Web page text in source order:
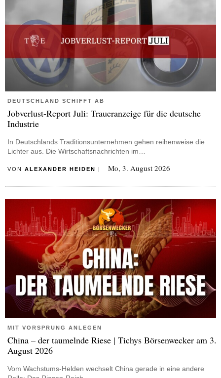
DEUTSCHLAND SCHIFFT AB
Jobverlust-Report Juli: Traueranzeige für die deutsche
Industrie
In Deutschlands Traditionsunternehmen gehen reihenweise die
Lichter aus. Die Wirtschaftsnachrichten im…
VON ALEXANDER HEIDEN | Mo, 3. August 2026
MIT VORSPRUNG ANLEGEN
China – der taumelnde Riese | Tichys Börsenwecker am 3.
August 2026
Vom Wachstums-Helden wechselt China gerade in eine andere